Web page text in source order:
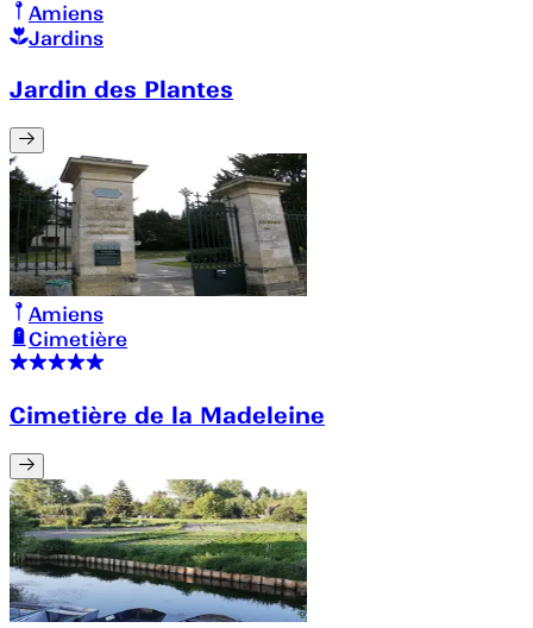
Amiens
Jardins
Jardin des Plantes
Amiens
Cimetière
Cimetière de la Madeleine